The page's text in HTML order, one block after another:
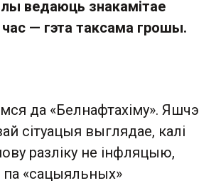
ведаюць знакамітае
— гэта таксама грошы.
да «Белнафтахіму». Яшчэ
сітуацыя выглядае, калі
разліку не інфляцыю,
па «сацыяльных»